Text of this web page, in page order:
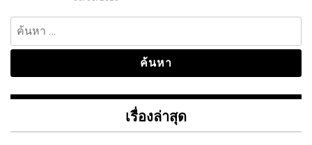
ค้นหา
สำหรับ:
เรื่องล่าสุด